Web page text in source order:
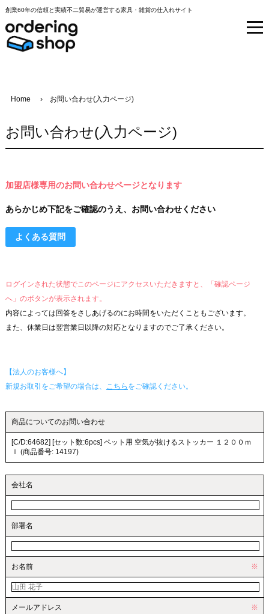
創業60年の信頼と実績不二貿易が運営する家具・雑貨の仕入れサイト
Home お問い合わせ(入力ページ)
お問い合わせ(入力ページ)
加盟店様専用のお問い合わせページとなります
あらかじめ下記をご確認のうえ、お問い合わせください
よくある質問
ログインされた状態でこのページにアクセスいただきますと、「確認ページ
へ」のボタンが表示されます。
内容によっては回答をさしあげるのにお時間をいただくこともございます。
また、休業日は翌営業日以降の対応となりますのでご了承ください。
【法人のお客様へ】
新規お取引をご希望の場合は、
こちら をご確認ください。
商品についてのお問い合わせ
[C/D:64682] [セット数:6pcs] ペット用 空気が抜けるストッカー １２００ｍ
ｌ (商品番号: 14197)
会社名
部署名
お名前 ※
メールアドレス ※